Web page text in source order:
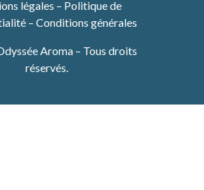
légales – Politique de
– Conditions générales
Aroma – Tous droits
réservés.